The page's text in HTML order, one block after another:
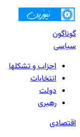
گوناگون
سیاسی
احزاب و تشکلها
انتخابات
دولت
رهبری
اقتصادی